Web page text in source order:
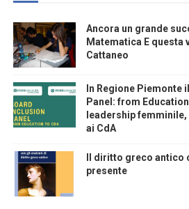
Ancora un grande
Matematica E questa
Cattaneo
In Regione Piemonte
Panel: from
leadership
ai CdA
Il diritto greco antico
presente